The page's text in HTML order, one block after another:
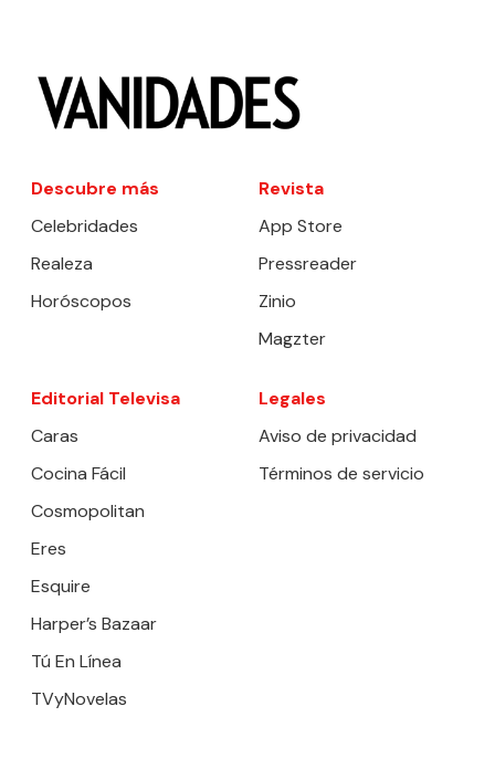
Descubre más
Celebridades
Realeza
Horóscopos
Revista
App Store
Pressreader
Zinio
Magzter
Editorial Televisa
Caras
Cocina Fácil
Cosmopolitan
Eres
Esquire
Harper’s Bazaar
Tú En Línea
TVyNovelas
Legales
Aviso de privacidad
Términos de servicio